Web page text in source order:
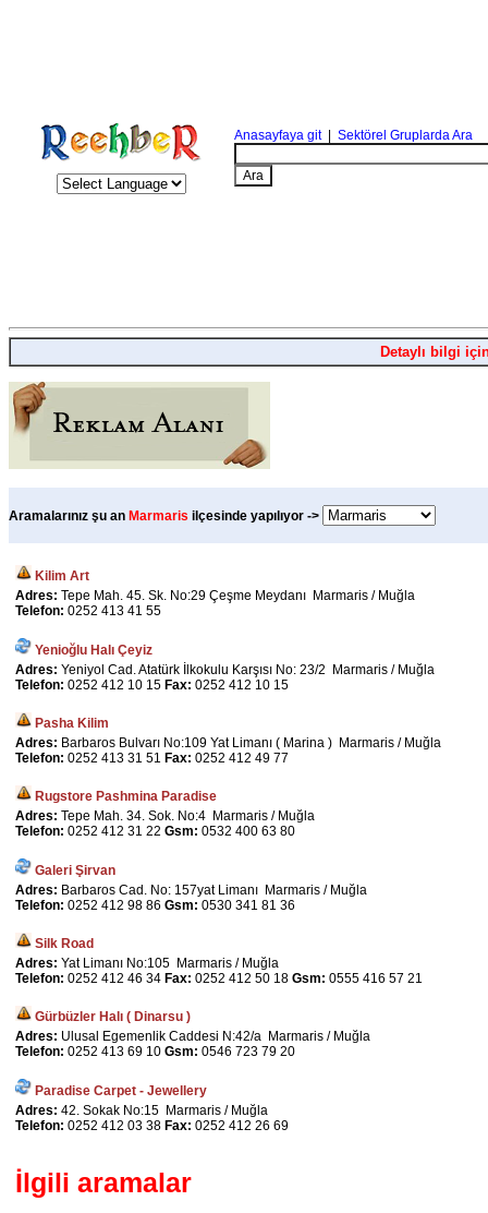
Anasayfaya git| Sektörel Gruplarda Ara
Detaylı bilgi
Aramalarınız şu an Marmaris ilçesinde yapılıyor ->
Kilim Art
Adres: Tepe Mah. 45. Sk. No:29 Çeşme Meydanı Marmaris / Muğla
Telefon: 0252 413 41 55
Yenioğlu Halı Çeyiz
Adres: Yeniyol Cad. Atatürk İlkokulu Karşısı No: 23/2 Marmaris / Muğla
Telefon: 0252 412 10 15 Fax: 0252 412 10 15
Pasha Kilim
Adres: Barbaros Bulvarı No:109 Yat Limanı ( Marina ) Marmaris / Muğla
Telefon: 0252 413 31 51 Fax: 0252 412 49 77
Rugstore Pashmina Paradise
Adres: Tepe Mah. 34. Sok. No:4 Marmaris / Muğla
Telefon: 0252 412 31 22 Gsm: 0532 400 63 80
Galeri Şirvan
Adres: Barbaros Cad. No: 157yat Limanı Marmaris / Muğla
Telefon: 0252 412 98 86 Gsm: 0530 341 81 36
Silk Road
Adres: Yat Limanı No:105 Marmaris / Muğla
Telefon: 0252 412 46 34 Fax: 0252 412 50 18 Gsm: 0555 416 57 21
Gürbüzler Halı ( Dinarsu )
Adres: Ulusal Egemenlik Caddesi N:42/a Marmaris / Muğla
Telefon: 0252 413 69 10 Gsm: 0546 723 79 20
Paradise Carpet - Jewellery
Adres: 42. Sokak No:15 Marmaris / Muğla
Telefon: 0252 412 03 38 Fax: 0252 412 26 69
İlgili aramalar